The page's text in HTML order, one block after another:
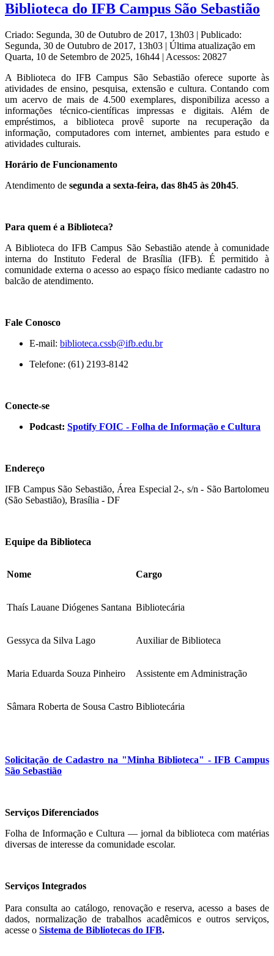
Biblioteca do IFB Campus São Sebastião
Criado: Segunda, 30 de Outubro de 2017, 13h03 | Publicado:
Segunda, 30 de Outubro de 2017, 13h03 | Última atualização em
Quarta, 10 de Setembro de 2025, 16h44 | Acessos: 20827
A Biblioteca do IFB Campus São Sebastião oferece suporte às
atividades de ensino, pesquisa, extensão e cultura. Contando com
um acervo de mais de 4.500 exemplares, disponibiliza acesso a
informações técnico-científicas impressas e digitais. Além de
empréstimos, a biblioteca provê suporte na recuperação da
informação, computadores com internet, ambientes para estudo e
atividades culturais.
Horário de Funcionamento
Atendimento de segunda a sexta-feira, das 8h45 às 20h45.
Para quem é a Biblioteca?
A Biblioteca do IFB Campus São Sebastião atende à comunidade
interna do Instituto Federal de Brasília (IFB). É permitido à
comunidade externa o acesso ao espaço físico mediante cadastro no
balcão de atendimento.
Fale Conosco
E-mail: biblioteca.cssb@ifb.edu.br
Telefone: (61) 2193-8142
Conecte-se
Podcast: Spotify FOIC - Folha de Informação e Cultura
Endereço
IFB Campus São Sebastião, Área Especial 2-, s/n - São Bartolomeu
(São Sebastião), Brasília - DF
Equipe da Biblioteca
Nome Cargo
Thaís Lauane Diógenes Santana Bibliotecária
Gessyca da Silva Lago Auxiliar de Biblioteca
Maria Eduarda Souza Pinheiro Assistente em Administração
Sâmara Roberta de Sousa Castro Bibliotecária
Solicitação de Cadastro na "Minha Biblioteca" - IFB Campus
São Sebastião
Serviços Diferenciados
Folha de Informação e Cultura — jornal da biblioteca com matérias
diversas de interesse da comunidade escolar.
Serviços Integrados
Para consulta ao catálogo, renovação e reserva, acesso a bases de
dados, normalização de trabalhos acadêmicos e outros serviços,
acesse o Sistema de Bibliotecas do IFB.